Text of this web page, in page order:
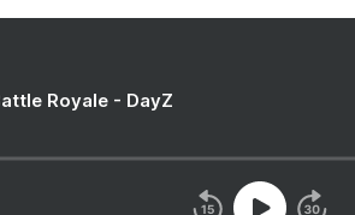
Royale - DayZ